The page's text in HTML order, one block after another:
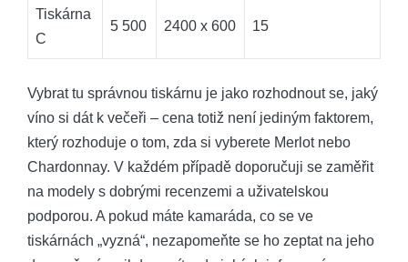
Tiskárna
C
5 500 2400 x 600 15
Vybrat tu správnou tiskárnu je jako rozhodnout se, jaký
víno si dát k večeři – cena totiž není jediným faktorem,
který rozhoduje o tom, zda si vyberete Merlot nebo
Chardonnay. V každém případě doporučuji se zaměřit
na modely s dobrými recenzemi a uživatelskou
podporou. A pokud máte kamaráda, co se ve
tiskárnách „vyzná“, nezapomeňte se ho zeptat na jeho